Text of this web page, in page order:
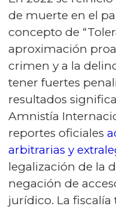
de muerte en el
concepto de
aproximación
crimen y a la
tener fuertes
resultados
Amnistía
reportes oficiales
arbitrarias y
legalización de la
negación de
jurídico. La